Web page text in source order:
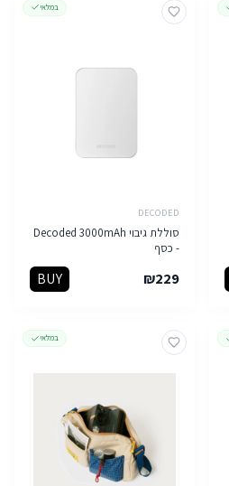
במלאי
DECODED
סוללת גיבוי Decoded 3000mAh
- כסף
₪229
BUY
במלאי